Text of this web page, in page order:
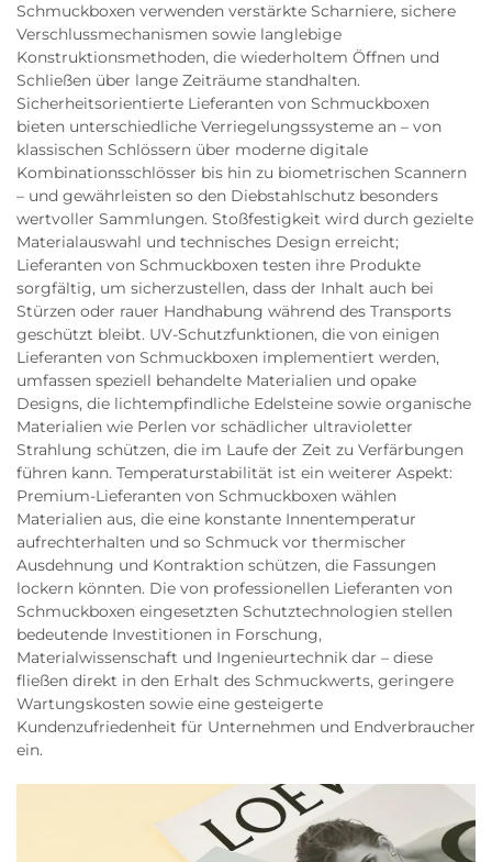
Schmuckboxen verwenden verstärkte Scharniere, sichere
Verschlussmechanismen sowie langlebige
Konstruktionsmethoden, die wiederholtem Öffnen und
Schließen über lange Zeiträume standhalten.
Sicherheitsorientierte Lieferanten von Schmuckboxen
bieten unterschiedliche Verriegelungssysteme an – von
klassischen Schlössern über moderne digitale
Kombinationsschlösser bis hin zu biometrischen Scannern
– und gewährleisten so den Diebstahlschutz besonders
wertvoller Sammlungen. Stoßfestigkeit wird durch gezielte
Materialauswahl und technisches Design erreicht;
Lieferanten von Schmuckboxen testen ihre Produkte
sorgfältig, um sicherzustellen, dass der Inhalt auch bei
Stürzen oder rauer Handhabung während des Transports
geschützt bleibt. UV-Schutzfunktionen, die von einigen
Lieferanten von Schmuckboxen implementiert werden,
umfassen speziell behandelte Materialien und opake
Designs, die lichtempfindliche Edelsteine sowie organische
Materialien wie Perlen vor schädlicher ultravioletter
Strahlung schützen, die im Laufe der Zeit zu Verfärbungen
führen kann. Temperaturstabilität ist ein weiterer Aspekt:
Premium-Lieferanten von Schmuckboxen wählen
Materialien aus, die eine konstante Innentemperatur
aufrechterhalten und so Schmuck vor thermischer
Ausdehnung und Kontraktion schützen, die Fassungen
lockern könnten. Die von professionellen Lieferanten von
Schmuckboxen eingesetzten Schutztechnologien stellen
bedeutende Investitionen in Forschung,
Materialwissenschaft und Ingenieurtechnik dar – diese
fließen direkt in den Erhalt des Schmuckwerts, geringere
Wartungskosten sowie eine gesteigerte
Kundenzufriedenheit für Unternehmen und Endverbraucher
ein.